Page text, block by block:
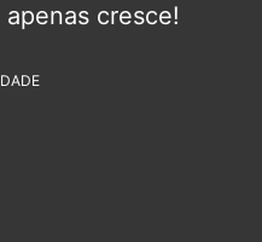
apenas cresce!